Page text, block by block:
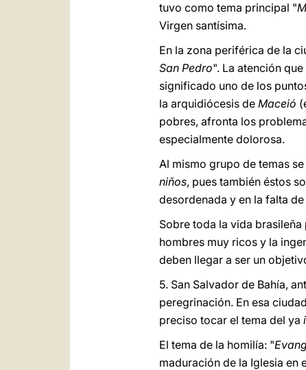
tuvo como tema principal "
Virgen santísima.
En la zona periférica de la
San Pedro". La atención
significado uno de los
la arquidiócesis de Maceió
pobres, afronta los
especialmente dolorosa.
Al mismo grupo de temas
niños, pues también éstos
desordenada y en la falta
Sobre toda la vida brasileña
hombres muy ricos y la
deben llegar a ser un
5. San Salvador de Bahía,
peregrinación. En esa
preciso tocar el tema del ya
El tema de la homilía: "
maduración de la Iglesia en